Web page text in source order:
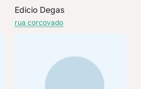
Edicio Degas
rua corcovado